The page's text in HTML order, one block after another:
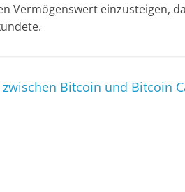
Vermögenswert einzusteigen,
Bitcoin und Bitcoin